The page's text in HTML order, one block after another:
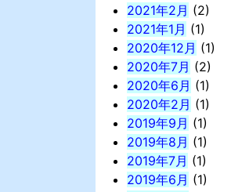
2021年2月 (2)
2021年1月 (1)
2020年12月 (1)
2020年7月 (2)
2020年6月 (1)
2020年2月 (1)
2019年9月 (1)
2019年8月 (1)
2019年7月 (1)
2019年6月 (1)